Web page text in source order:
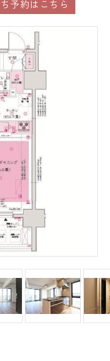
予約はこちら